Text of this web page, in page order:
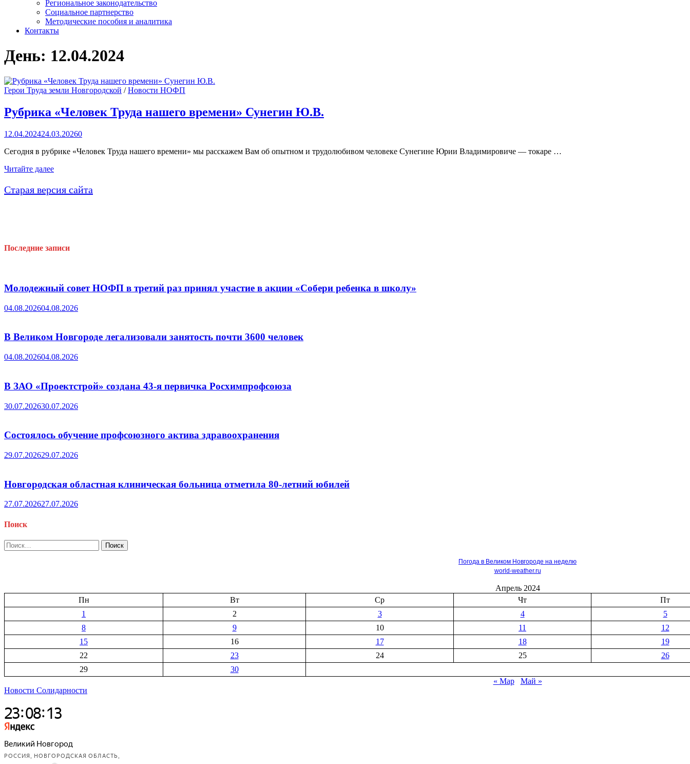
Региональное законодательство
Социальное партнерство
Методические пособия и аналитика
Контакты
День: 12.04.2024
Герои Труда земли Новгородской /Новости НОФП
Рубрика «Человек Труда нашего времени» Сунегин Ю.В.
12.04.202424.03.20260
Сегодня в рубрике «Человек Труда нашего времени» мы расскажем Вам об опытном и трудолюбивом человеке Сунегине Юрии Владимировиче — токаре …
Рубрика
Труда
нашего
Читайте далее
Старая версия сайта
Последние записи
Молодежный совет НОФП в третий раз принял участие в акции «Собери ребенка в школу»
04.08.202604.08.2026
В Великом Новгороде легализовали занятость почти 3600 человек
04.08.202604.08.2026
В ЗАО «Проектстрой» создана 43-я первичка Росхимпрофсоюза
30.07.202630.07.2026
Состоялось обучение профсоюзного актива здравоохранения
29.07.202629.07.2026
Новгородская областная клиническая больница отметила 80-летний юбилей
27.07.202627.07.2026
Поиск
Найти:
Погода в Великом Новгороде на неделю
world-weather.ru
Апрель 2024
Пн
Вт Ср Чт
Пт
1
2 3 4
5
8
9 10 11
12
15
16 17 18
19
22
23 24 25
26
29
30
« Мар
Май »
Новости Солидарности